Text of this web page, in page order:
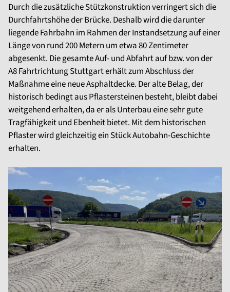
Durch die zusätzliche Stützkonstruktion verringert sich die
Durchfahrtshöhe der Brücke. Deshalb wird die darunter
liegende Fahrbahn im Rahmen der Instandsetzung auf einer
Länge von rund 200 Metern um etwa 80 Zentimeter
abgesenkt. Die gesamte Auf- und Abfahrt auf bzw. von der
A8 Fahrtrichtung Stuttgart erhält zum Abschluss der
Maßnahme eine neue Asphaltdecke. Der alte Belag, der
historisch bedingt aus Pflastersteinen besteht, bleibt dabei
weitgehend erhalten, da er als Unterbau eine sehr gute
Tragfähigkeit und Ebenheit bietet. Mit dem historischen
Pflaster wird gleichzeitig ein Stück Autobahn-Geschichte
erhalten.